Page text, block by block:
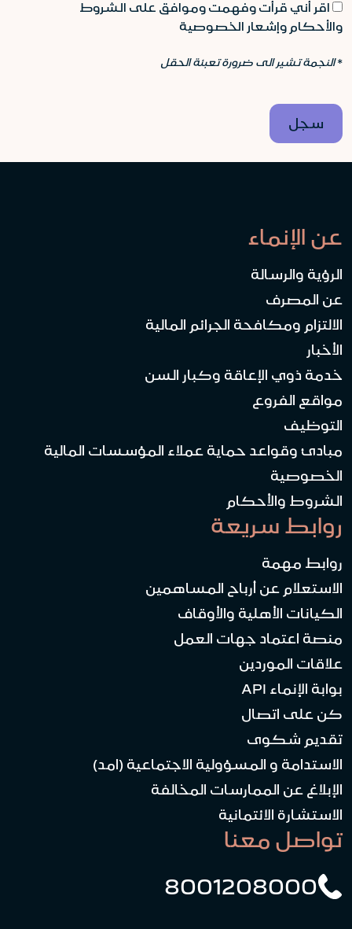
اقر أني قرأت وفهمت وموافق على الشروط
والأحكام وإشعار الخصوصية
* النجمة تشير الى ضرورة تعبئة الحقل
عن الإنماء
الرؤية والرسالة
عن المصرف
الالتزام ومكافحة الجرائم المالية
الأخبار
خدمة ذوي الإعاقة وكبار السن
مواقع الفروع
التوظيف
مبادئ وقواعد حماية عملاء المؤسسات المالية
الخصوصية
الشروط والأحكام
روابط سريعة
روابط مهمة
الاستعلام عن أرباح المساهمين
الكيانات الأهلية والأوقاف
منصة اعتماد جهات العمل
علاقات الموردين
بوابة الإنماء API
كن على اتصال
تقديم شكوى
الاستدامة و المسؤولية الاجتماعية (امد)
الإبلاغ عن الممارسات المخالفة
الاستشارة الائتمانية
تواصل معنا
8001208000